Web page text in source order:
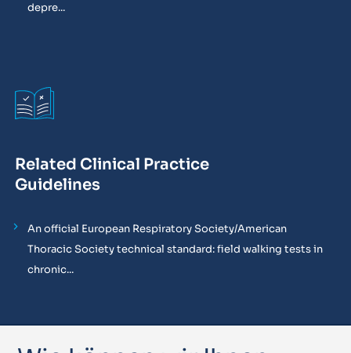
depre...
Related Clinical Practice
Guidelines
An official European Respiratory Society/American
Thoracic Society technical standard: field walking tests in
chronic...